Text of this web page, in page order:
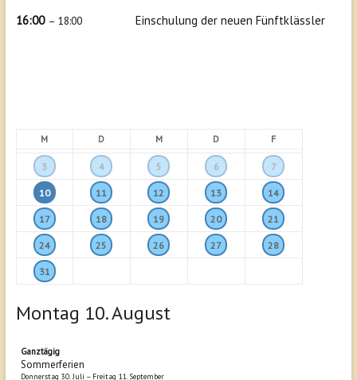
16:00 – 18:00 Einschulung der neuen Fünftklässler
M D M D F
3 4 5 6 7
10 11 12 13 14
17 18 19 20 21
24 25 26 27 28
31
Montag 10.August
Ganztägig
Sommerferien
Donnerstag 30. Juli – Freitag 11. September